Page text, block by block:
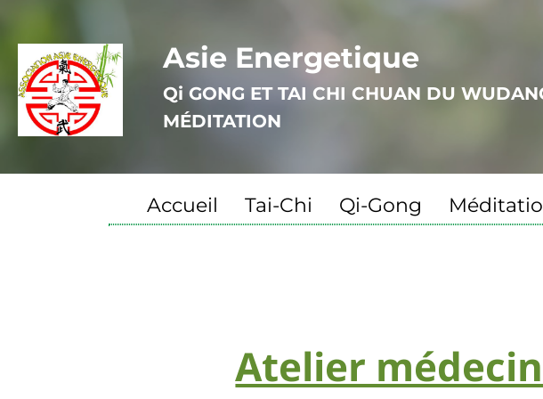
Asie Energetique
Qi GONG ET TAI CHI CHUAN DU
MÉDITATION
Accueil Tai-Chi Qi-Gong
Atelier